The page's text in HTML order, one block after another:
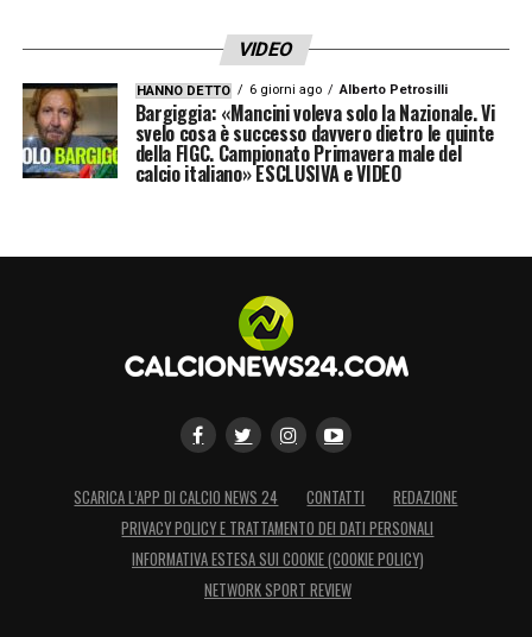
VIDEO
HANNO DETTO 6 giorni ago Alberto Petrosilli
Bargiggia: «Mancini voleva solo la Nazionale. Vi
svelo cosa è successo davvero dietro le quinte
della FIGC. Campionato Primavera male del
calcio italiano» ESCLUSIVA e VIDEO
SCARICA L’APP DI CALCIO NEWS 24 CONTATTI
REDAZIONE
PRIVACY POLICY E TRATTAMENTO DEI DATI PERSONALI
INFORMATIVA ESTESA SUI COOKIE (COOKIE POLICY)
NETWORK SPORT REVIEW